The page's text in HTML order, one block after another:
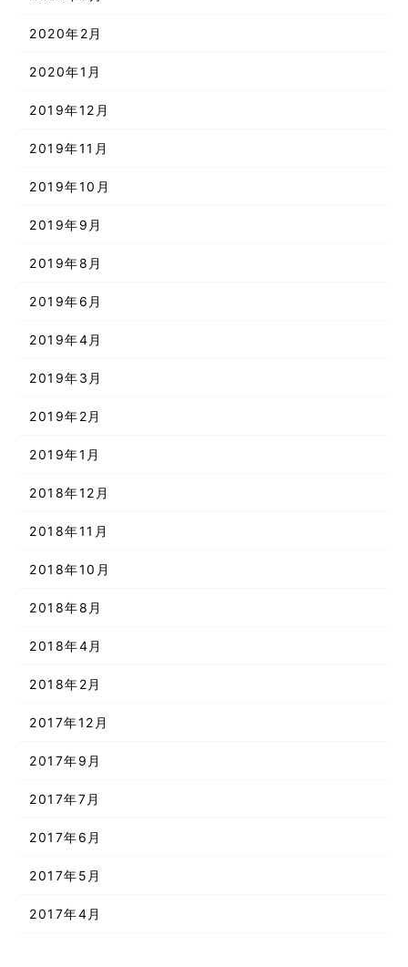
2020年2月
2020年1月
2019年12月
2019年11月
2019年10月
2019年9月
2019年8月
2019年6月
2019年4月
2019年3月
2019年2月
2019年1月
2018年12月
2018年11月
2018年10月
2018年8月
2018年4月
2018年2月
2017年12月
2017年9月
2017年7月
2017年6月
2017年5月
2017年4月